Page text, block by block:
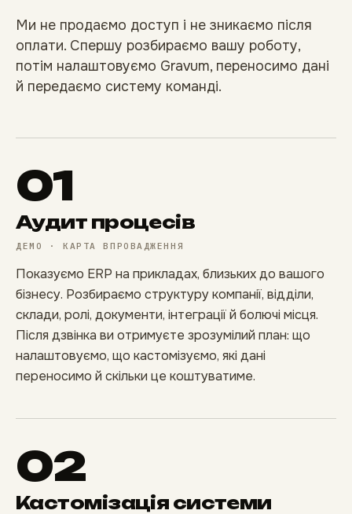
Ми не продаємо доступ і не зникаємо після
оплати. Спершу розбираємо вашу роботу,
потім налаштовуємо Gravum, переносимо дані
й передаємо систему команді.
01
Аудит процесів
ДЕМО · КАРТА ВПРОВАДЖЕННЯ
Показуємо ERP на прикладах, близьких до вашого
бізнесу. Розбираємо структуру компанії, відділи,
склади, ролі, документи, інтеграції й болючі місця.
Після дзвінка ви отримуєте зрозумілий план: що
налаштовуємо, що кастомізуємо, які дані
переносимо й скільки це коштуватиме.
02
Кастомізація системи